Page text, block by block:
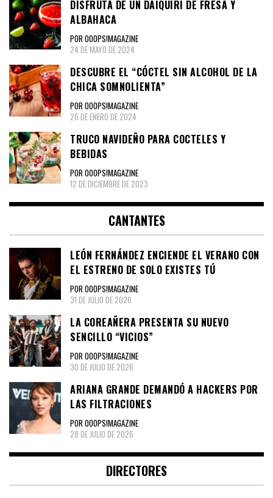
DISFRUTA DE UN DAIQUIRI DE FRESA Y
ALBAHACA
POR OOOPS!MAGAZINE
24 DE MAYO DE 2024
DESCUBRE EL “CÓCTEL SIN ALCOHOL DE LA
CHICA SOMNOLIENTA”
POR OOOPS!MAGAZINE
26 DE ENERO DE 2024
TRUCO NAVIDEÑO PARA COCTELES Y
BEBIDAS
POR OOOPS!MAGAZINE
12 DE DICIEMBRE DE 2023
CANTANTES
LEÓN FERNÁNDEZ ENCIENDE EL VERANO CON
EL ESTRENO DE SOLO EXISTES TÚ
POR OOOPS!MAGAZINE
31 DE JULIO DE 2026
LA COREAÑERA PRESENTA SU NUEVO
SENCILLO “VICIOS”
POR OOOPS!MAGAZINE
30 DE JULIO DE 2026
ARIANA GRANDE DEMANDÓ A HACKERS POR
LAS FILTRACIONES
POR OOOPS!MAGAZINE
28 DE JULIO DE 2026
DIRECTORES